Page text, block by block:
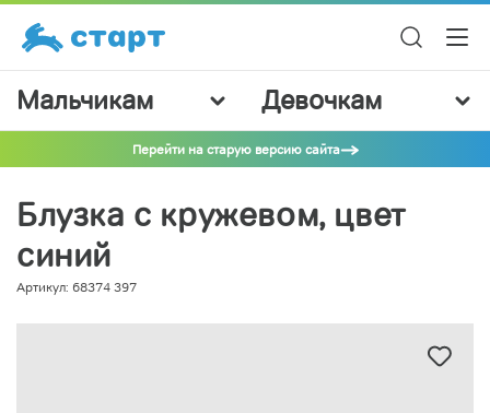
Мальчикам Девочкам
Перейти на старую версию сайта
Блузка с кружевом, цвет
синий
Артикул: 68374 397